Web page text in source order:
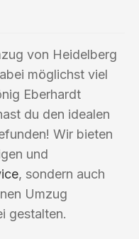
von Heidelberg
möglichst viel
Eberhardt
du den idealen
Wir bieten
und
, sondern auch
Umzug
gestalten.